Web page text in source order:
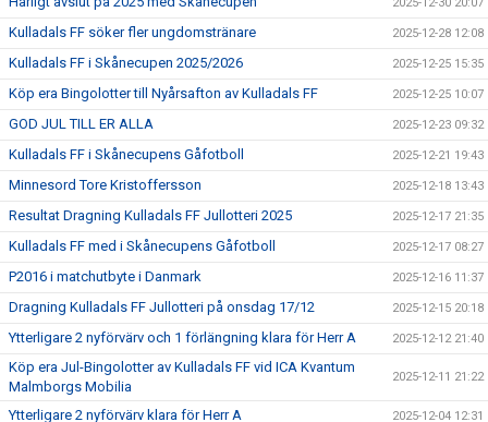
Kulladals FF söker fler ungdomstränare 2025-12-28 12:08
Kulladals FF i Skånecupen 2025/2026 2025-12-25 15:35
Köp era Bingolotter till Nyårsafton av Kulladals FF 2025-12-25 10:07
GOD JUL TILL ER ALLA 2025-12-23 09:32
Kulladals FF i Skånecupens Gåfotboll 2025-12-21 19:43
Minnesord Tore Kristoffersson 2025-12-18 13:43
Resultat Dragning Kulladals FF Jullotteri 2025 2025-12-17 21:35
Kulladals FF med i Skånecupens Gåfotboll 2025-12-17 08:27
P2016 i matchutbyte i Danmark 2025-12-16 11:37
Dragning Kulladals FF Jullotteri på onsdag 17/12 2025-12-15 20:18
Ytterligare 2 nyförvärv och 1 förlängning klara för Herr A 2025-12-12 21:40
Köp era Jul-Bingolotter av Kulladals FF vid ICA Kvantum
Malmborgs Mobilia
2025-12-11 21:22
Ytterligare 2 nyförvärv klara för Herr A 2025-12-04 12:31